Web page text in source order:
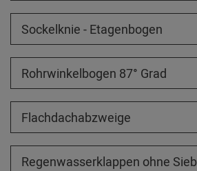
Sockelknie - Etagenbogen
Rohrwinkelbogen 87° Grad
Flachdachabzweige
Regenwasserklappen ohne Sieb